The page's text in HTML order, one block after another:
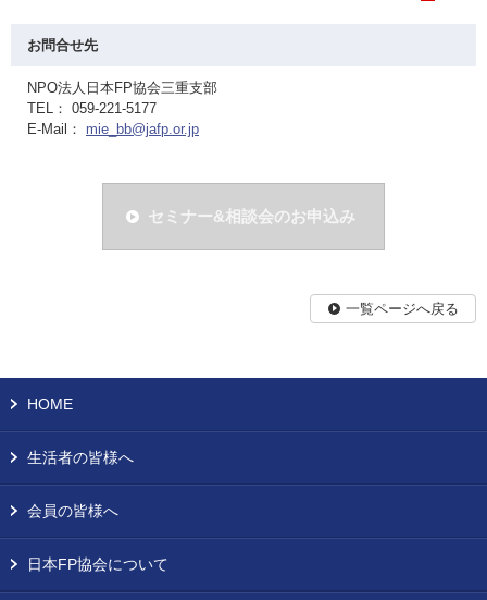
お問合せ先
NPO法人日本FP協会三重支部
TEL： 059-221-5177
E-Mail： mie_bb@jafp.or.jp
セミナー&相談会のお申込み
一覧ページへ戻る
HOME
生活者の皆様へ
会員の皆様へ
日本FP協会について